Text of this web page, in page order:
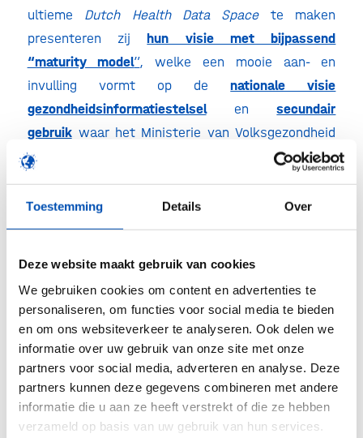
Toestemming Details Over
Deze website maakt gebruik van cookies
We gebruiken cookies om content en advertenties te
personaliseren, om functies voor social media te bieden
en om ons websiteverkeer te analyseren. Ook delen we
informatie over uw gebruik van onze site met onze
partners voor social media, adverteren en analyse. Deze
partners kunnen deze gegevens combineren met andere
informatie die u aan ze heeft verstrekt of die ze hebben
verzameld op basis van uw gebruik van hun services.
ultieme Dutch Health Data Spacete maken
presenteren zijhun visie met bijpassend
“maturity model”, welke een mooie aan- en
invulling vormt op de
nationale visie
gezondheidsinformatiestelselen
secundair
gebruikwaar het Ministerie van Volksgezondheid
de afgelopen maand mee kwam. Wij zeggen in lijn
denken, maar doen!
Deel dit stuk